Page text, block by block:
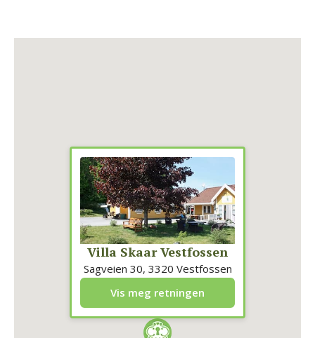
Villa Skaar Vestfossen
Sagveien 30, 3320 Vestfossen
Vis meg retningen